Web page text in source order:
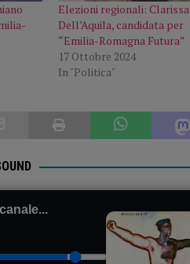
Elezioni regionali: Clarissa
Dell’Aquila, candidata per
“Emilia-Romagna Futura”
17 Ottobre 2024
In "Politica"